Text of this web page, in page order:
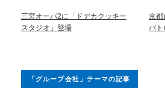
三宮オーパ2に「ドデカクッキー
スタジオ」登場
京都
パト
「グループ会社」テーマの記事